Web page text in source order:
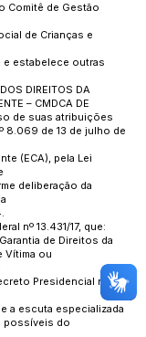
Comitê de Gestão
de Crianças e
estabelece outras
DIREITOS DA
– CMDCA DE
de suas atribuições
8.069 de 13 de julho de
(ECA), pela Lei
deliberação da
nº 13.431/17, que:
de Direitos da
Vítima ou
Presidencial nº
a escuta especializada
possíveis do